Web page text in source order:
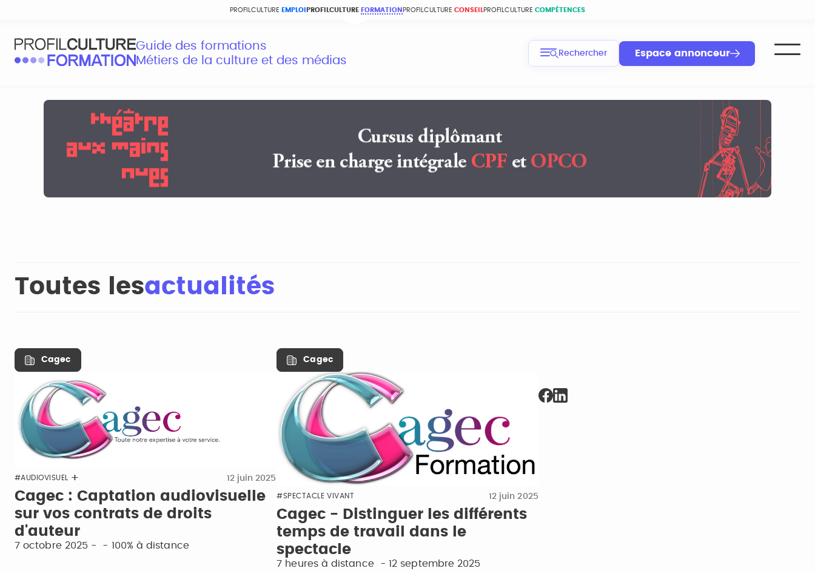
PROFILCULTURE EMPLOI PROFILCULTURE FORMATION PROFILCULTURE CONSEIL PROFILCULTURE COMPÉTENCES
Guide des formations
Métiers de la culture et des médias
Rechercher Espace annonceur
Toutes lesactualités
Cagec
#AUDIOVISUEL 12 juin 2025
Cagec : Captation audiovisuelle
sur vos contrats de droits
d'auteur
7 octobre 2025 - - 100% à distance
Cagec
#SPECTACLE VIVANT 12 juin 2025
Cagec - Distinguer les différents
temps de travail dans le
spectacle
7 heures à distance - 12 septembre 2025